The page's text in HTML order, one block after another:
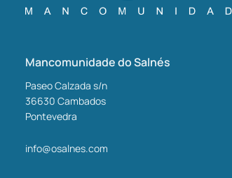
Mancomunidade do Salnés
Paseo Calzada s/n
36630 Cambados
Pontevedra
info@osalnes.com